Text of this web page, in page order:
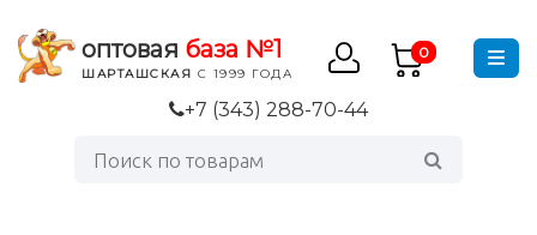
оптовая база №1
ШАРТАШСКАЯ С 1999 ГОДА
0
+7 (343) 288-70-44